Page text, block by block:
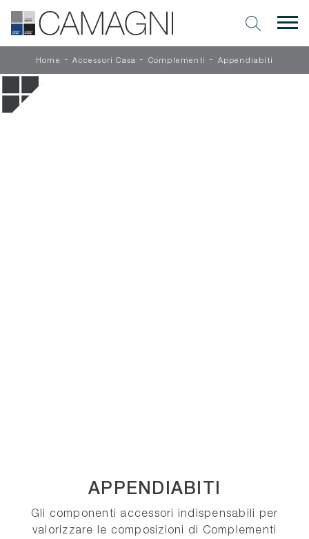
Home -Accessori Casa - Complementi - Appendiabiti
APPENDIABITI
Gli componenti accessori indispensabili per
valorizzare le composizioni di Complementi